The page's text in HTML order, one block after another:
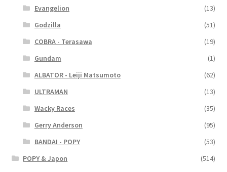
Evangelion
(13)
Godzilla
(51)
COBRA - Terasawa
(19)
Gundam
(1)
ALBATOR - Leiji Matsumoto
(62)
ULTRAMAN
(13)
Wacky Races
(35)
Gerry Anderson
(95)
BANDAI - POPY
(53)
POPY & Japon
(514)